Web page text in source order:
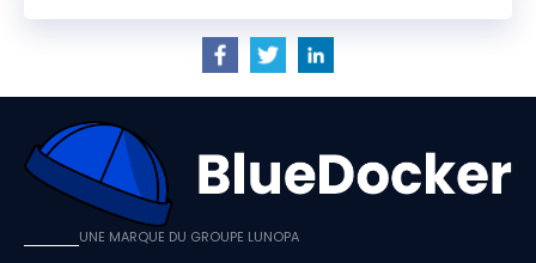
UNE MARQUE DU GROUPE LUNOPA